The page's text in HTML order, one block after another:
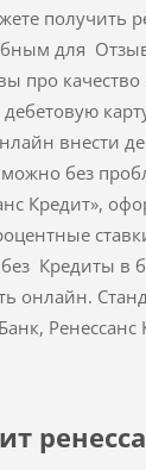
получить
для
про
внести
без
Кредит»,
Кредиты в
онлайн.
Ренессанс